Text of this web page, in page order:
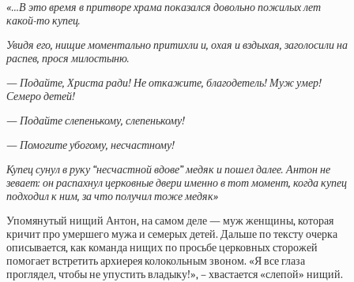
«…В это время в притворе храма показался довольно пожилых лет
какой-то купец.
Увидя его, нищие моментально притихли и, охая и вздыхая, заголосили на
распев, прося милостыню.
— Подайте, Христа ради! Не откажите, благодетель! Муж умер!
Семеро детей!
— Подайте слепенькому, слепенькому!
— Помогите убогому, несчастному!
Купец сунул в руку “несчастной вдове” медяк и пошел далее. Антон не
зевает: он распахнул церковные двери именно в тот момент, когда купец
подходил к ним, за что получил тоже медяк»
Упомянутый нищий Антон, на самом деле — муж женщины, которая
кричит про умершего мужа и семерых детей. Дальше по тексту очерка
описывается, как команда нищих по просьбе церковных сторожей
помогает встретить архиерея колокольным звоном. «Я все глаза
проглядел, чтобы не упустить владыку!», – хвастается «слепой» нищий.